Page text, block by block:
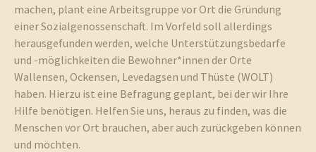
machen, plant eine Arbeitsgruppe vor Ort die Gründung
einer Sozialgenossenschaft. Im Vorfeld soll allerdings
herausgefunden werden, welche Unterstützungsbedarfe
und -möglichkeiten die Bewohner*innen der Orte
Wallensen, Ockensen, Levedagsen und Thüste (WOLT)
haben. Hierzu ist eine Befragung geplant, bei der wir Ihre
Hilfe benötigen. Helfen Sie uns, heraus zu finden, was die
Menschen vor Ort brauchen, aber auch zurückgeben können
und möchten.